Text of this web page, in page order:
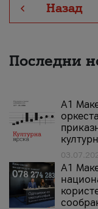
Назад
Последни
А1
A1